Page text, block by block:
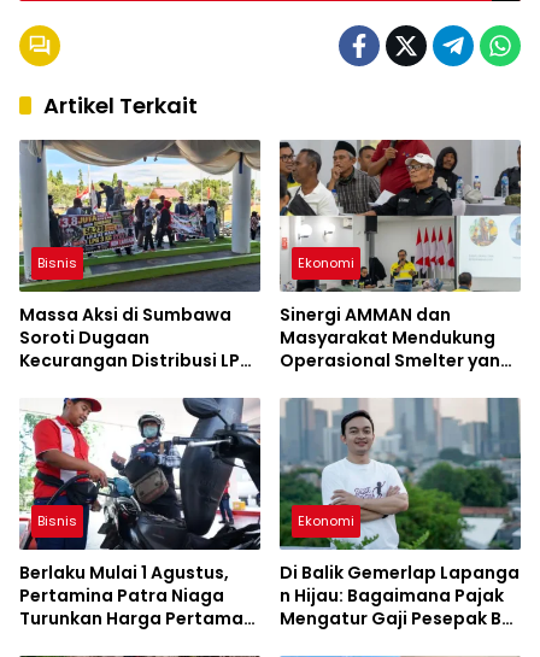
Artikel Terkait
Bisnis
Massa Aksi di Sumbawa
Soroti Dugaan
Kecurangan Distribusi LPG
Fiktif
Ekonomi
Sinergi AMMAN dan
Masyarakat Mendukung
Operasional Smelter yang
Bisnis
Berlaku Mulai 1 Agustus,
Pertamina Patra Niaga
Turunkan Harga Pertamax
Ekonomi
Di Balik Gemerlap Lapanga
n Hijau: Bagaimana Pajak
Mengatur Gaji Pesepak Bol